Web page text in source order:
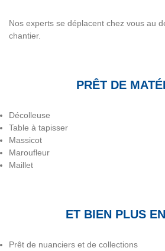
Nos experts se déplacent chez vous au
chantier.
PRÊT DE
Décolleuse
Table à tapisser
Massicot
Maroufleur
Maillet
ET BIEN PLUS
Prêt de nuanciers et de collections